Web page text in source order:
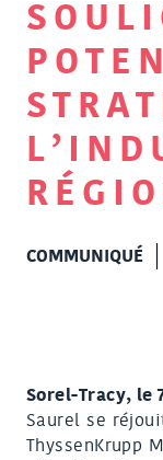
COMMUNIQUÉ
Sorel-Tracy, le
Saurel se
ThyssenKrupp